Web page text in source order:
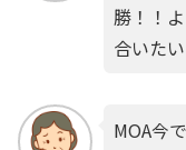
勝！！
合いた
MOA今